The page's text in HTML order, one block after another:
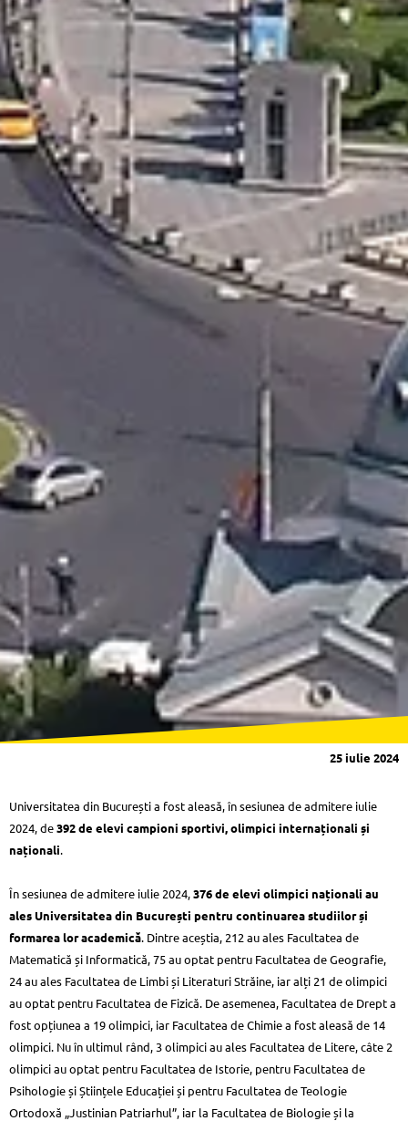
25 iulie 2024
Universitatea din București a fost aleasă, în sesiunea de admitere iulie
2024, de392 de elevi campioni sportivi, olimpici internaționali și
naționali.
În sesiunea de admitere iulie 2024,376 de elevi olimpici naționali au
ales Universitatea din București pentru continuarea studiilor și
formarea lor academică. Dintre aceștia, 212 au ales Facultatea de
Matematică și Informatică, 75 au optat pentru Facultatea de Geografie,
24 au ales Facultatea de Limbi și Literaturi Străine, iar alți 21 de olimpici
au optat pentru Facultatea de Fizică. De asemenea, Facultatea de Drept a
fost opțiunea a 19 olimpici, iar Facultatea de Chimie a fost aleasă de 14
olimpici. Nu în ultimul rând, 3 olimpici au ales Facultatea de Litere, câte 2
olimpici au optat pentru Facultatea de Istorie, pentru Facultatea de
Psihologie și Științele Educației și pentru Facultatea de Teologie
Ortodoxă „Justinian Patriarhul”, iar la Facultatea de Biologie și la